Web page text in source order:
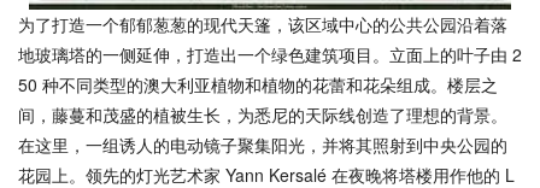
为了打造一个郁郁葱葱的现代天篷，该区域中心的公共公园沿着落
地玻璃塔的一侧延伸，打造出一个绿色建筑项目。立面上的叶子由 2
50 种不同类型的澳大利亚植物和植物的花蕾和花朵组成。楼层之
间，藤蔓和茂盛的植被生长，为悉尼的天际线创造了理想的背景。
在这里，一组诱人的电动镜子聚集阳光，并将其照射到中央公园的
花园上。领先的灯光艺术家 Yann Kersalé 在夜晚将塔楼用作他的 L